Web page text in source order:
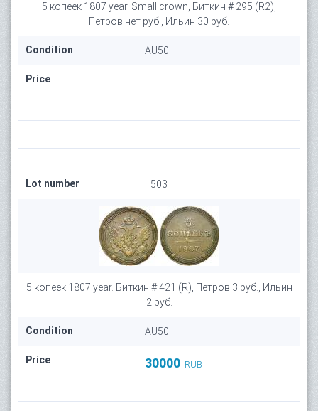
5 копеек 1807 year. Small crown, Биткин # 295 (R2),
Петров нет руб., Ильин 30 руб.
Condition AU50
Price
Lot number 503
5 копеек 1807 year. Биткин # 421 (R), Петров 3 руб., Ильин
2 руб.
Condition AU50
Price 30000 RUB